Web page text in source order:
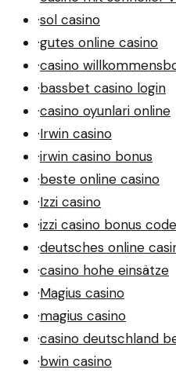
·sol casino
·gutes online casino
·casino
·bassbet casino login
·casino oyunlari online
·Irwin casino
·irwin casino bonus
·beste online casino
·Izzi casino
·izzi casino bonus
·deutsches online
·casino hohe einsätze
·Magius casino
·magius casino
·casino deutschland
·bwin casino